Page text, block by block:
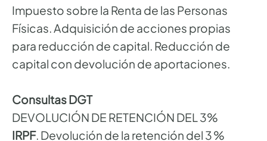
Impuesto sobre la Renta de las Personas
Físicas. Adquisición de acciones propias
para reducción de capital. Reducción de
capital con devolución de aportaciones.
Consultas DGT
DEVOLUCIÓN DE RETENCIÓN DEL 3%
IRPF. Devolución de la retención del 3 %